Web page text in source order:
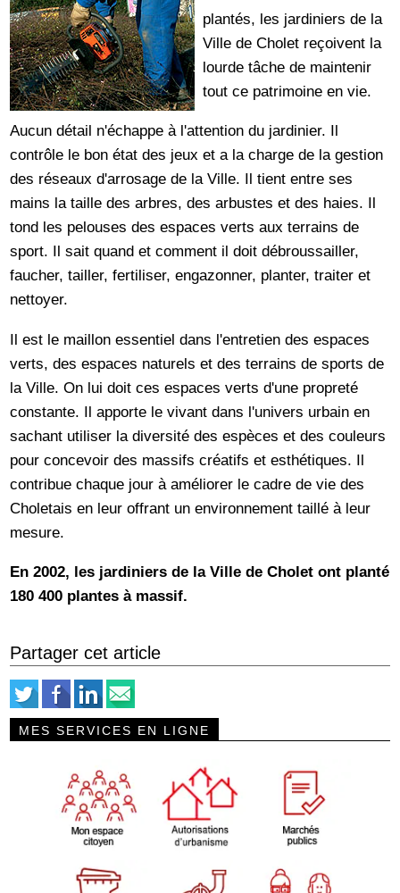
plantés, les jardiniers de la
Ville de Cholet reçoivent la
lourde tâche de maintenir
tout ce patrimoine en vie.
Aucun détail n'échappe à l'attention du jardinier. Il
contrôle le bon état des jeux et a la charge de la gestion
des réseaux d'arrosage de la Ville. Il tient entre ses
mains la taille des arbres, des arbustes et des haies. Il
tond les pelouses des espaces verts aux terrains de
sport. Il sait quand et comment il doit débroussailler,
faucher, tailler, fertiliser, engazonner, planter, traiter et
nettoyer.
Il est le maillon essentiel dans l'entretien des espaces
verts, des espaces naturels et des terrains de sports de
la Ville. On lui doit ces espaces verts d'une propreté
constante. Il apporte le vivant dans l'univers urbain en
sachant utiliser la diversité des espèces et des couleurs
pour concevoir des massifs créatifs et esthétiques. Il
contribue chaque jour à améliorer le cadre de vie des
Choletais en leur offrant un environnement taillé à leur
mesure.
En 2002, les jardiniers de la Ville de Cholet ont planté
180 400 plantes à massif.
Partager cet article
MES SERVICES EN LIGNE